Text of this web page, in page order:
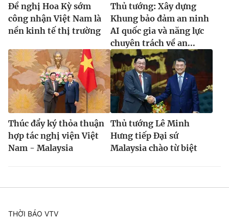
Đề nghị Hoa Kỳ sớm
công nhận Việt Nam là
nền kinh tế thị trường
Thủ tướng: Xây dựng
Khung bảo đảm an ninh
AI quốc gia và năng lực
chuyên trách về an...
Thúc đẩy ký thỏa thuận
hợp tác nghị viện Việt
Nam - Malaysia
Thủ tướng Lê Minh
Hưng tiếp Đại sứ
Malaysia chào từ biệt
THỜI BÁO VTV